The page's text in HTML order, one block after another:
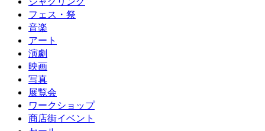
フェス・祭
音楽
アート
演劇
映画
写真
展覧会
ワークショップ
商店街イベント